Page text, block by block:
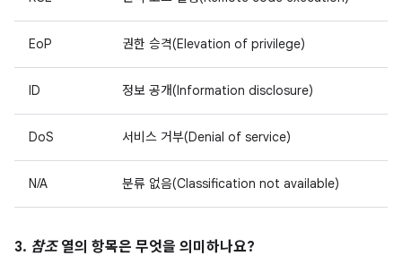
EoP 권한 승격(Elevation of privilege)
ID 정보 공개(Information disclosure)
DoS 서비스 거부(Denial of service)
N/A 분류 없음(Classification not available)
3. 참조열의 항목은 무엇을 의미하나요?